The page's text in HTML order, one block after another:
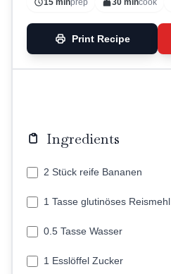
15 minprep 30 mincook
Print Recipe
Ingredients
2 Stück reife Bananen
1 Tasse glutinöses Reismehl
0.5 Tasse Wasser
1 Esslöffel Zucker